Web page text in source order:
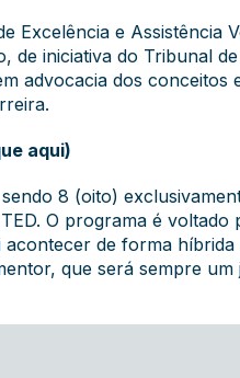
Excelência e
de iniciativa do Tribunal
advocacia dos
aqui)
sendo 8 (oito)
O programa é
acontecer de forma
que será sempre um